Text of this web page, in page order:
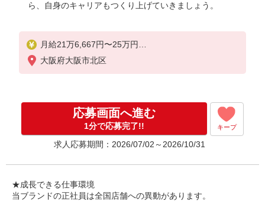
ら、自身のキャリアもつくり上げていきましょう。
月給21万6,667円〜25万円
固定残業時間（トータル） 5.00時間/月
残業代 7,750円〜9,000円
度により変動）
・固定残業代が含まれる方は、時間外労働の有無に
かかわらず支給し、5時間を超える分については追加
で支給いたします。
給あ
り
経験やスキルにより考慮いたします。
大阪府大阪市北区
応募画面へ進む
1分で応募完了!! キープ
求人応募期間：2026/07/02～2026/10/31
★成長できる仕事環境
当ブランドの正社員は全国店舗への異動があります。